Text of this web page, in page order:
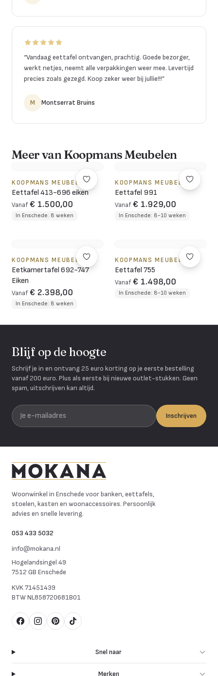
“Vandaag eettafel ontvangen, prachtig. Goede bezorger,
werkt netjes, neemt alle verpakkingen weer mee. Levertijd
precies zoals gezegd. Koop zeker weer bij jullie!!!”
M Montserrat Bruins
Meer van Koopmans Meubelen
KOOPMANS MEUBELEN
Eettafel 413-696 eiken
Vanaf € 1.500,00
In Enschede: 8 weken
KOOPMANS MEUBELEN
Eettafel 991
Vanaf € 1.929,00
In Enschede: 8-10 weken
KOOPMANS MEUBELEN
Eetkamertafel 692-747
Eiken
Vanaf € 2.398,00
In Enschede: 8 weken
KOOPMANS MEUBELEN
Eettafel 755
Vanaf € 1.498,00
In Enschede: 8-10 weken
Blijf op de hoogte
Schrijf je in en ontvang 25 euro korting op je eerste bestelling
vanaf 200 euro. Plus als eerste bij nieuwe outlet-stukken. Geen
spam, uitschrijven kan altijd.
Je e-mailadres
Inschrijven
Woonwinkel in Enschede voor banken, eettafels,
stoelen, kasten en woonaccessoires. Persoonlijk
advies en snelle levering.
053 433 5032
info@mokana.nl
Hogelandsingel 49
7512 GB Enschede
KVK71451439
BTWNL858720681B01
FacebookInstagram
Pinterest
TikTok
Snel naar
Merken